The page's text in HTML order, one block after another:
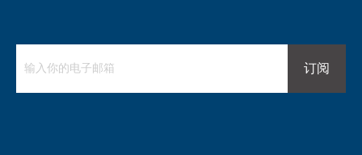
音乐带到一个下一级。卡拉OK处理器中包括的效果的一些示
例是自动噪声衰减，颜色褪色，失真，门控，最大增益振荡，
订阅